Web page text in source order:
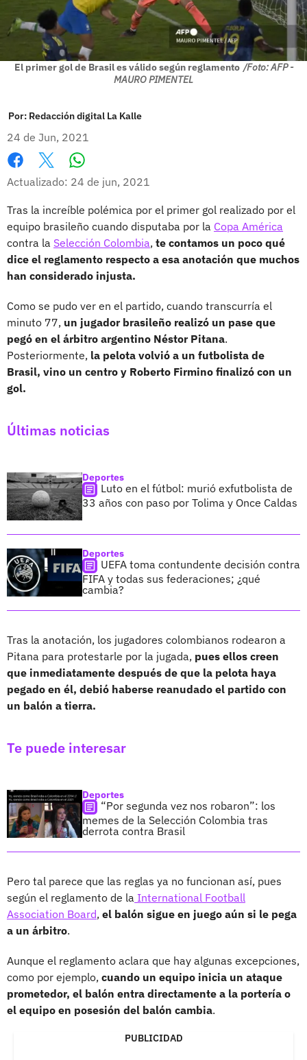
El primer gol de Brasil es válido según reglamento /Foto: AFP -
MAURO PIMENTEL
Por: Redacción digital La Kalle
24 de Jun, 2021
Facebook
X
Actualizado: 24 de jun, 2021
Tras la increíble polémica por el primer gol realizado por el
equipo brasileño cuando disputaba por la Copa América
contra la Selección Colombia, te contamos un poco qué
dice el reglamento respecto a esa anotación que muchos
han considerado injusta.
Como se pudo ver en el partido, cuando transcurría el
minuto 77, un jugador brasileño realizó un pase que
pegó en el árbitro argentino Néstor Pitana.
Posteriormente, la pelota volvió a un futbolista de
Brasil, vino un centro y Roberto Firmino finalizó con un
gol.
Últimas noticias
Deportes
Luto en el fútbol: murió exfutbolista de
33 años con paso por Tolima y Once Caldas
Deportes
UEFA toma contundente decisión contra
FIFA y todas sus federaciones; ¿qué
cambia?
Tras la anotación, los jugadores colombianos rodearon a
Pitana para protestarle por la jugada, pues ellos creen
que inmediatamente después de que la pelota haya
pegado en él, debió haberse reanudado el partido con
un balón a tierra.
Te puede interesar
Deportes
“Por segunda vez nos robaron”: los
memes de la Selección Colombia tras
derrota contra Brasil
Pero tal parece que las reglas ya no funcionan así, pues
según el reglamento de la International Football
Association Board, el balón sigue en juego aún si le pega
a un árbitro.
Aunque el reglamento aclara que hay algunas excepciones,
como por ejemplo, cuando un equipo inicia un ataque
prometedor, el balón entra directamente a la portería o
el equipo en posesión del balón cambia.
PUBLICIDAD